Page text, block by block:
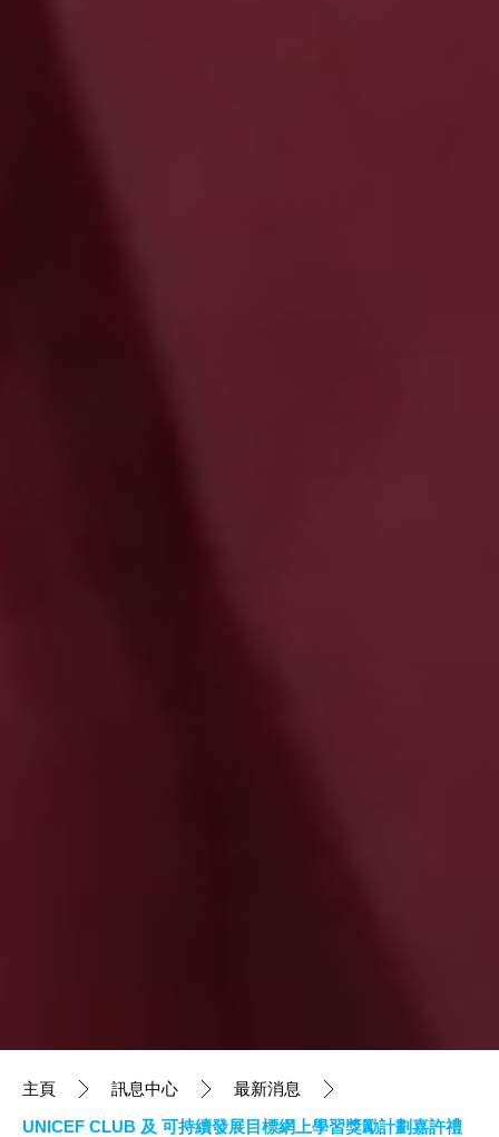
主頁 訊息中心
最新消息
UNICEF CLUB 及 可持續發展目標網上學習獎勵計劃嘉許禮